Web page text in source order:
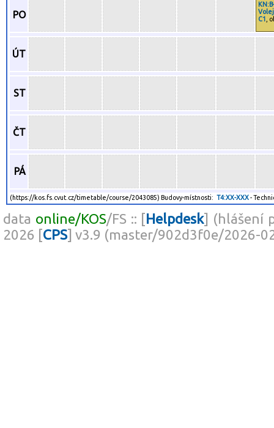
PO
C1 ,
ÚT
ST
ČT
PÁ
(https://kos.fs.cvut.cz/timetable/course/2043085) Budovy-místnosti: T4:XX-XXX-
data online/KOS/FS :: [Helpdesk] (hlášení
2026 [CPS] v3.9 (master/902d3f0e/2026-